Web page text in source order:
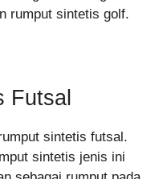
rumput sintetis golf.
Futsal
sintetis futsal.
sintetis jenis ini